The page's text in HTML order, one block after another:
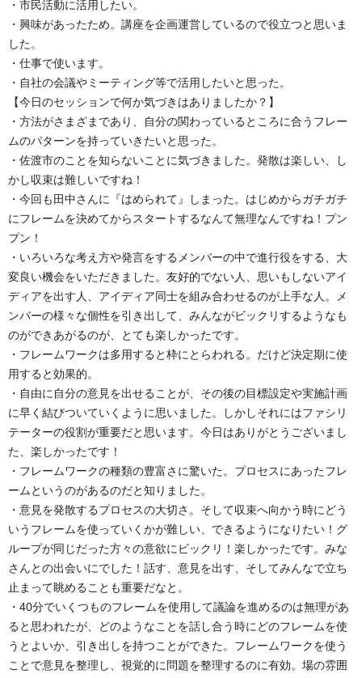
・市民活動に活用したい。
・興味があったため。講座を企画運営しているので役立つと思いま
した。
・仕事で使います。
・自社の会議やミーティング等で活用したいと思った。
【今日のセッションで何か気づきはありましたか？】
・方法がさまざまであり、自分の関わっているところに合うフレー
ムのパターンを持っていきたいと思った。
・佐渡市のことを知らないことに気づきました。発散は楽しい、し
かし収束は難しいですね！
・今回も田中さんに『はめられて』しまった。はじめからガチガチ
にフレームを決めてからスタートするなんて無理なんですね！プン
プン！
・いろいろな考え方や発言をするメンバーの中で進行役をする、大
変良い機会をいただきました。友好的でない人、思いもしないアイ
ディアを出す人、アイディア同士を組み合わせるのが上手な人。メ
ンバーの様々な個性を引き出して、みんながビックリするようなも
のができあがるのが、とても楽しかったです。
・フレームワークは多用すると枠にとらわれる。だけど決定期に使
用すると効果的。
・自由に自分の意見を出せることが、その後の目標設定や実施計画
に早く結びついていくように思いました。しかしそれにはファシリ
テーターの役割が重要だと思います。今日はありがとうございまし
た、楽しかったです！
・フレームワークの種類の豊富さに驚いた。プロセスにあったフレ
ームというのがあるのだと知りました。
・意見を発散するプロセスの大切さ。そして収束へ向かう時にどう
いうフレームを使っていくかが難しい、できるようになりたい！グ
ループが同じだった方々の意欲にビックリ！楽しかったです。みな
さんとの出会いにでした！話す、意見を出す、そしてみんなで立ち
止まって眺めることも重要だなと。
・40分でいくつものフレームを使用して議論を進めるのは無理があ
ると思われたが、どのようなことを話し合う時にどのフレームを使
うとよいか、引き出しを持つことができた。フレームワークを使う
ことで意見を整理し、視覚的に問題を整理するのに有効。場の雰囲